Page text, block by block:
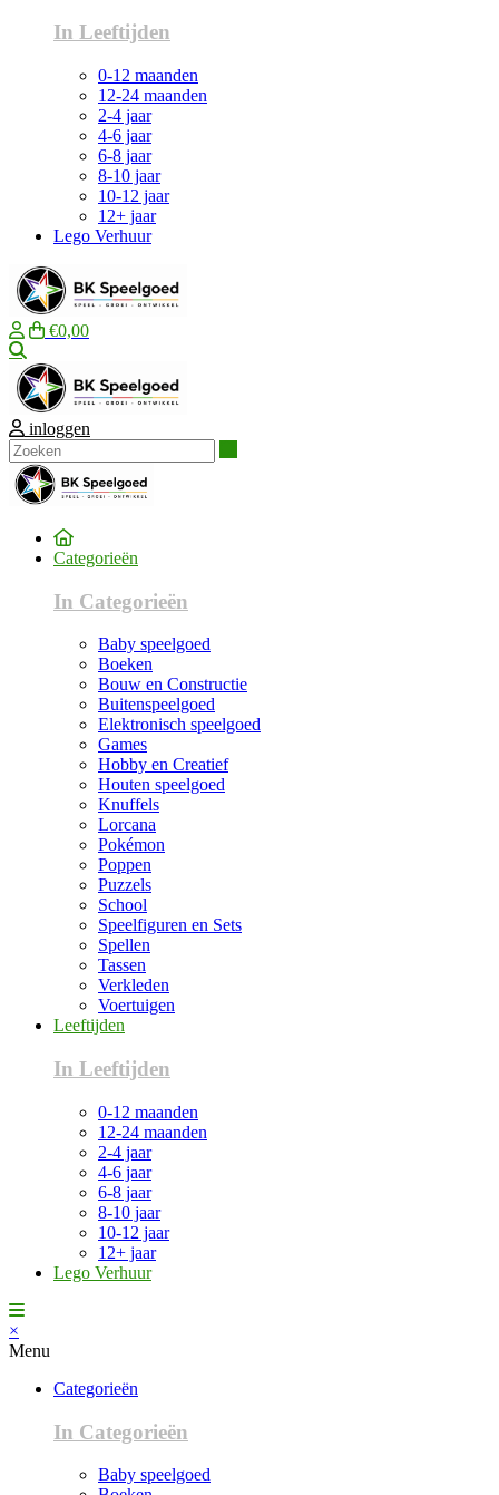
In Leeftijden
0-12 maanden
12-24 maanden
2-4 jaar
4-6 jaar
6-8 jaar
8-10 jaar
10-12 jaar
12+ jaar
Lego Verhuur
€0,00
inloggen
Categorieën
In Categorieën
Baby speelgoed
Boeken
Bouw en Constructie
Buitenspeelgoed
Elektronisch speelgoed
Games
Hobby en Creatief
Houten speelgoed
Knuffels
Lorcana
Pokémon
Poppen
Puzzels
School
Speelfiguren en Sets
Spellen
Tassen
Verkleden
Voertuigen
Leeftijden
In Leeftijden
0-12 maanden
12-24 maanden
2-4 jaar
4-6 jaar
6-8 jaar
8-10 jaar
10-12 jaar
12+ jaar
Lego Verhuur
×
Menu
Categorieën
In Categorieën
Baby speelgoed